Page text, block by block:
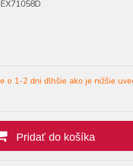
EX71058D
o 1-2 dni dlhšie ako je nižšie
Pridať do košíka